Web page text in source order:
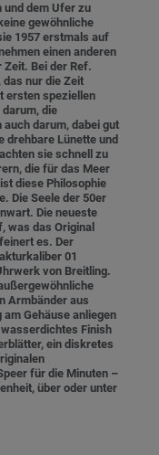
und dem Ufer zu
gewöhnliche
1957 erstmals auf
einen anderen
Bei der Ref.
nur die Zeit
ersten speziellen
die
darum, dabei gut
drehbare Lünette und
sie schnell zu
die für das Meer
diese Philosophie
Die Seele der 50er
Die neueste
was das Original
es. Der
01
von Breitling.
Armbänder aus
Gehäuse anliegen
Finish
ein diskretes
für die Minuten –
über oder unter